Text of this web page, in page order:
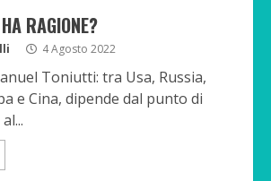
RAGIONE?
4 Agosto 2022
Toniutti: tra Usa, Russia,
e Cina, dipende dal punto di